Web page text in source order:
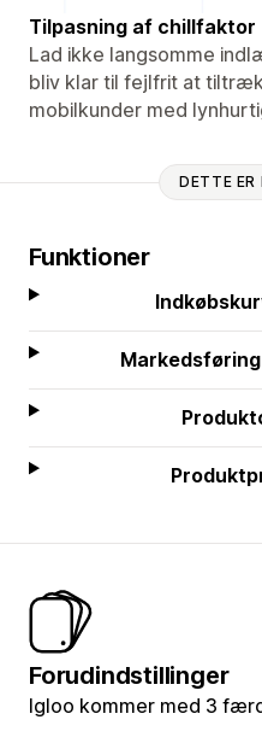
Tilpasning af chillfaktor
Lad ikke langsomme
bliv klar til fejlfrit at
mobilkunder med
DETTE ER
Funktioner
Forudindstillinger
Igloo kommer med 3